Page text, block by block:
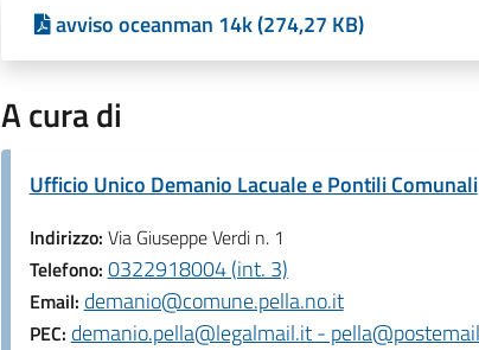
avviso oceanman 14k (274,27 KB)
A cura di
Ufficio Unico Demanio Lacuale e Pontili Comunali
Indirizzo: Via Giuseppe Verdi n. 1
Telefono: 0322918004 (int. 3)
Email: demanio@comune.pella.no.it
PEC: demanio.pella@legalmail.it -